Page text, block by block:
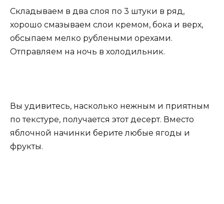
Складываем в два слоя по 3 штуки в ряд,
хорошо смазываем слои кремом, бока и верх,
обсыпаем мелко рублеными орехами.
Отправляем на ночь в холодильник.
Вы удивитесь, насколько нежным и приятным
по текстуре, получается этот десерт. Вместо
яблочной начинки берите любые ягоды и
фрукты.